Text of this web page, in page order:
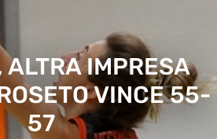
ALTRA IMPRESA
VINCE 55-
57